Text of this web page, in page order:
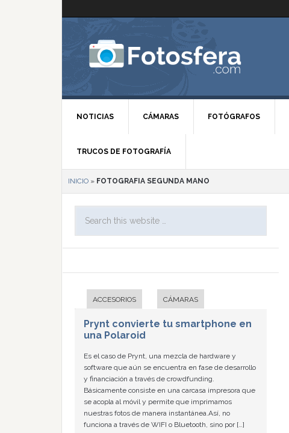
NOTICIAS CÁMARAS FOTÓGRAFOS
TRUCOS DE FOTOGRAFÍA
INICIO » FOTOGRAFIA SEGUNDA MANO
ACCESORIOS CÁMARAS
Prynt convierte tu smartphone en
una Polaroid
Es el caso de Prynt, una mezcla de hardware y
software que aún se encuentra en fase de desarrollo
y financiación a través de crowdfunding.
Básicamente consiste en una carcasa impresora que
se acopla al móvil y permite que imprimamos
nuestras fotos de manera instantánea.Así, no
funciona a través de WIFI o Bluetooth, sino por […]